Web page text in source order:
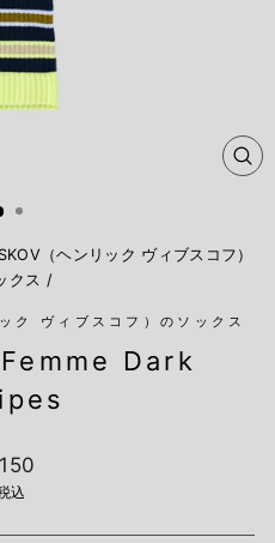
閉
（ヘンリック ヴィブスコフ）
クス /
ヴィブスコフ）のソックス
Dark
込